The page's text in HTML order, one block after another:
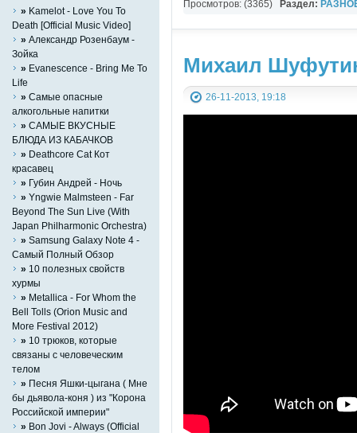
Просмотров: (3365) Раздел:
Михаил
26-11-2013, 19:18
» Kamelot - Love You To
Death [Official Music Video]
» Александр Розенбаум -
Зойка
» Evanescence - Bring Me To
Life
» Cамые опасные
алкогольные напитки
» САМЫЕ ВКУСНЫЕ
БЛЮДА ИЗ КАБАЧКОВ
» Deathcore Cat Кот
красавец
» Губин Андрей - Ночь
» Yngwie Malmsteen - Far
Beyond The Sun Live (With
Japan Philharmonic Orchestra)
» Samsung Galaxy Note 4 -
Самый Полный Обзор
» 10 полезных свойств
хурмы
» Metallica - For Whom the
Bell Tolls (Orion Music and
More Festival 2012)
» 10 трюков, которые
связаны с человеческим
телом
» Песня Яшки-цыгана ( Мне
бы дьявола-коня ) из "Корона
Российской империи"
» Bon Jovi - Always (Official